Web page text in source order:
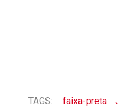
TAGS: faixa-preta